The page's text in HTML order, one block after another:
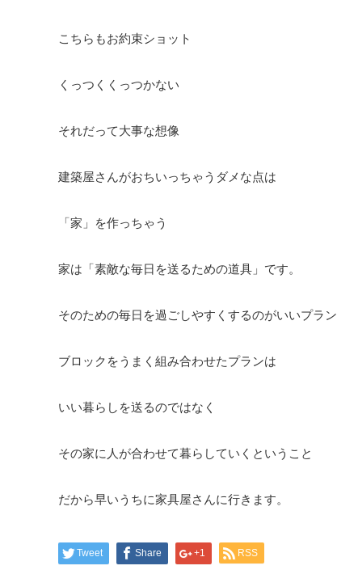
こちらもお約束ショット
くっつくくっつかない
それだって大事な想像
建築屋さんがおちいっちゃうダメな点は
「家」を作っちゃう
家は「素敵な毎日を送るための道具」です。
そのための毎日を過ごしやすくするのがいいプラン
ブロックをうまく組み合わせたプランは
いい暮らしを送るのではなく
その家に人が合わせて暮らしていくということ
だから早いうちに家具屋さんに行きます。
Tweet Share +1 RSS